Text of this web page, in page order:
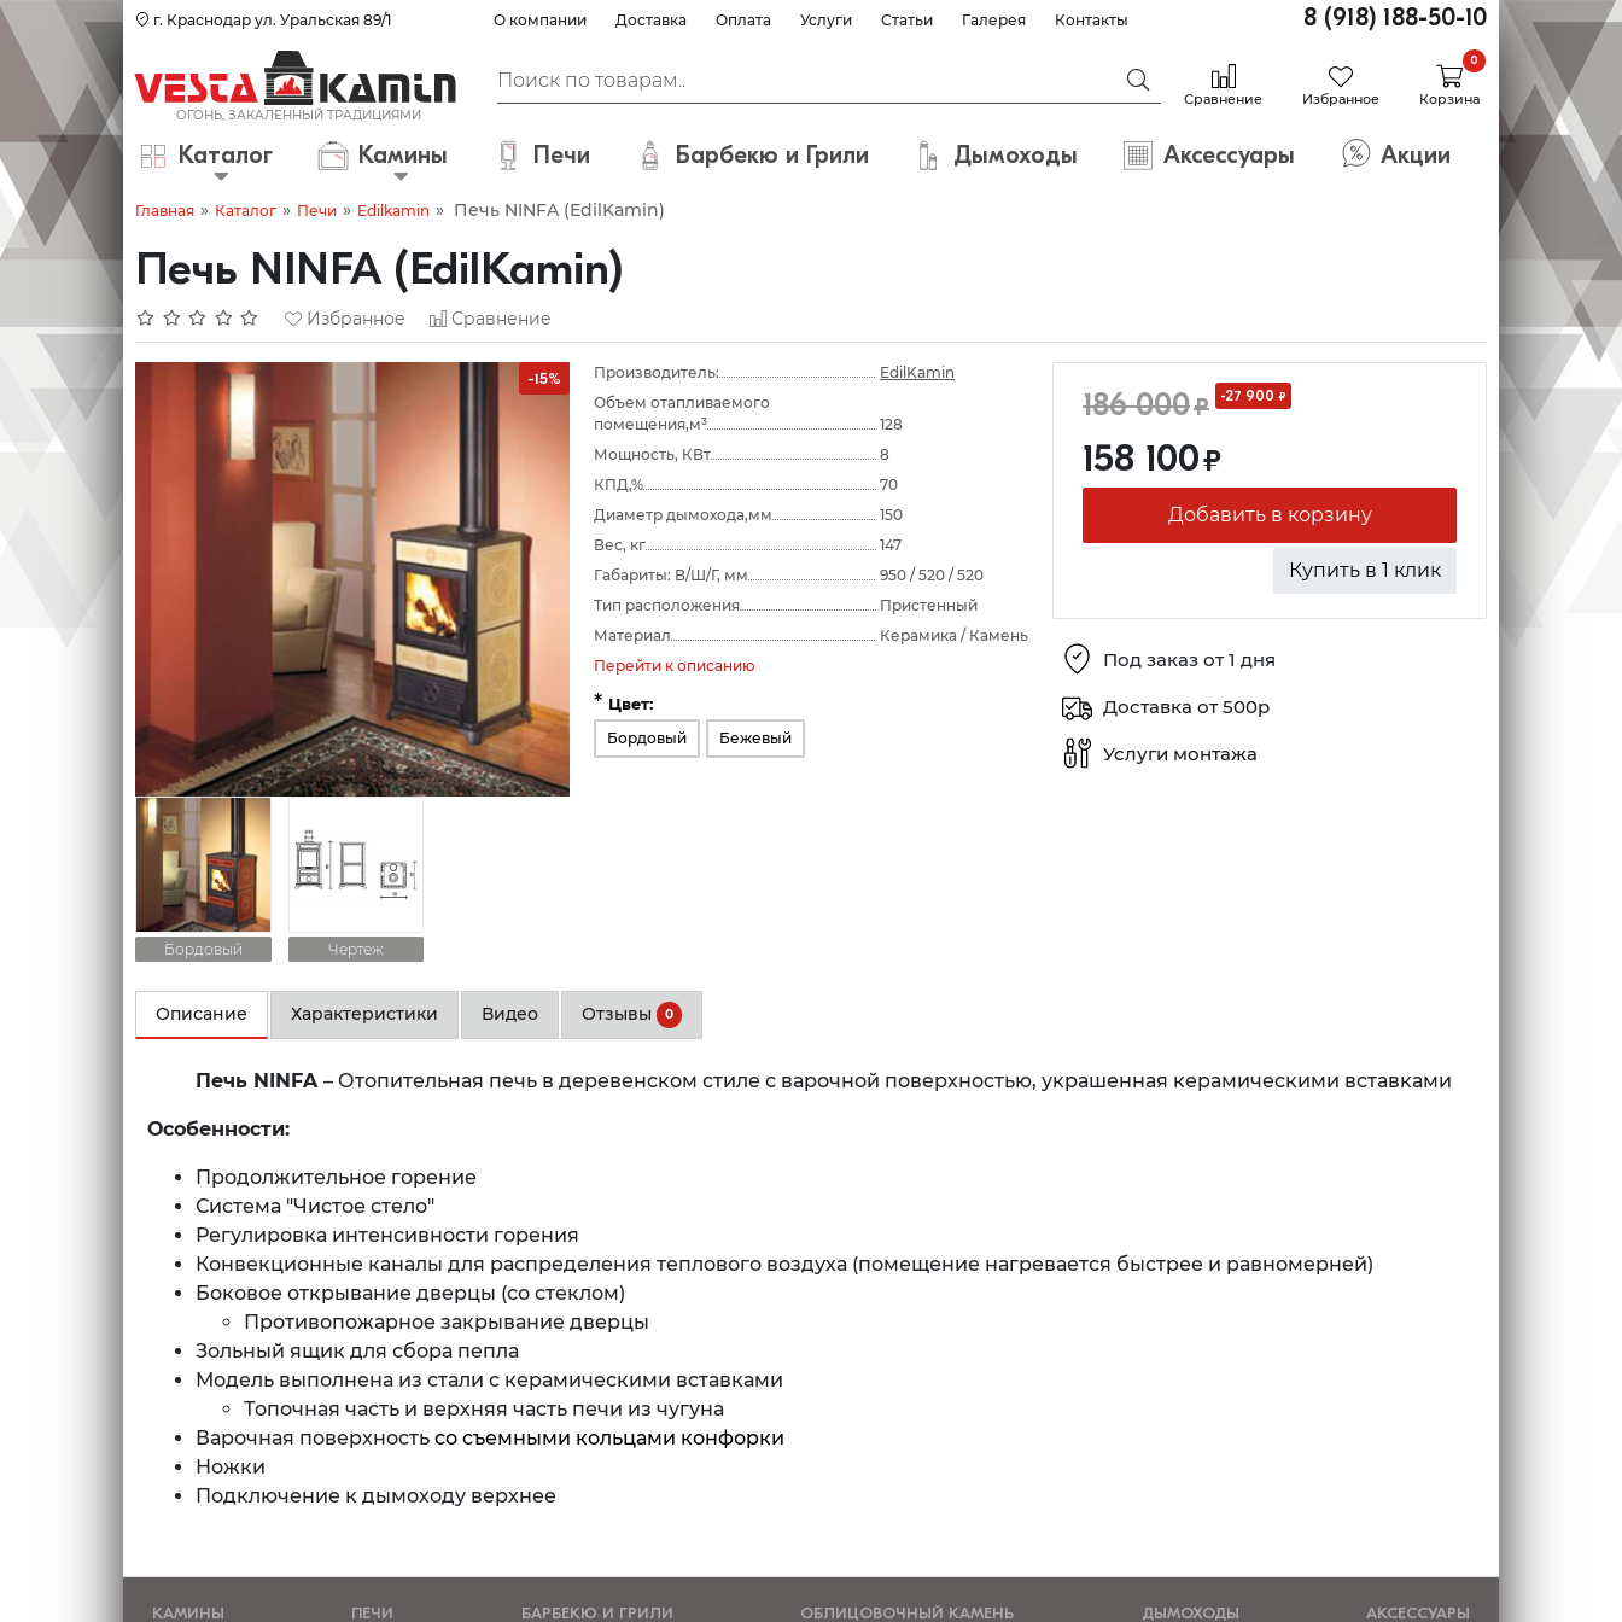
г. Краснодар ул. Уральская 89/1 О компании Доставка Оплата Услуги Статьи Галерея Контакты 8 (918) 188-50-10
Сравнение Избранное Корзина
0
Каталог Камины Печи Барбекю и Грили Дымоходы Аксессуары Акции
Главная » Каталог » Печи » Edilkamin » Печь NINFA (EdilKamin)
Печь NINFA (EdilKamin)
Избранное Сравнение
-15%
Бордовый Чертеж
Производитель:
EdilKamin
Объем отапливаемого
помещения,м³
128
Мощность, КВт
8
КПД,%
70
Диаметр дымохода,мм
150
Вес, кг
147
Габариты: В/Ш/Г, мм
950 / 520 / 520
Тип расположения
Пристенный
Материал
Керамика / Камень
Перейти к описанию
* Цвет:
Бордовый Бежевый
186 000₽ -27 900 ₽
158 100₽
Добавить в корзину
Купить в 1 клик
Под заказ от 1 дня
Доставка от 500р
Услуги монтажа
Описание Характеристики Видео Отзывы 0
Печь NINFA – Отопительная печь в деревенском стиле с варочной поверхностью, украшенная керамическими вставками
Особенности:
Продолжительное горение
Система "Чистое стело"
Регулировка интенсивности горения
Конвекционные каналы для распределения теплового воздуха (помещение нагревается быстрее и равномерней)
Боковое открывание дверцы (со стеклом)
Противопожарное закрывание дверцы
Зольный ящик для сбора пепла
Модель выполнена из стали с керамическими вставками
Топочная часть и верхняя часть печи из чугуна
Варочная поверхность со съемными кольцами конфорки
Ножки
Подключение к дымоходу верхнее
КАМИНЫ ПЕЧИ БАРБЕКЮ И ГРИЛИ ОБЛИЦОВОЧНЫЙ КАМЕНЬ ДЫМОХОДЫ АКСЕССУАРЫ